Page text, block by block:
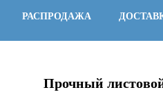
РАСПРОДАЖА
Прочный